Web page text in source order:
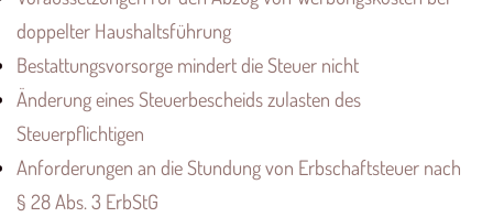
doppelter Haushaltsführung
Bestattungsvorsorge mindert die Steuer nicht
Änderung eines Steuerbescheids zulasten des
Steuerpflichtigen
Anforderungen an die Stundung von Erbschaftsteuer nach
§ 28 Abs. 3 ErbStG